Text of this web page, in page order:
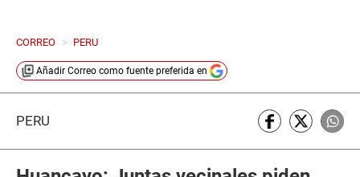
CORREO > PERU
Añadir Correo como fuente preferida en
PERÚ